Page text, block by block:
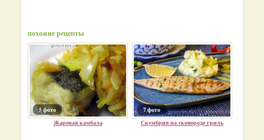
похожие рецепты
5 фото
Жареная камбала
7 фото
Скумбрия на сковороде гриль